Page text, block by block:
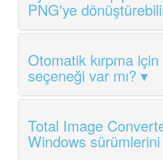
PNG'ye
Otomatik kırpma için
seçeneği var mı?
Total Image
Windows